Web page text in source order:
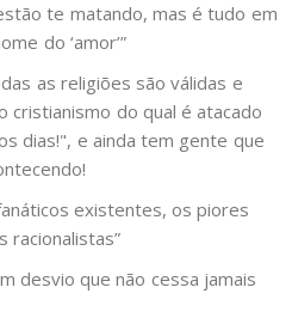
te matando, mas é tudo em
do ‘amor’”
as religiões são válidas e
do qual é atacado
dias!", e ainda tem gente que
existentes, os piores
racionalistas”
desvio que não cessa jamais